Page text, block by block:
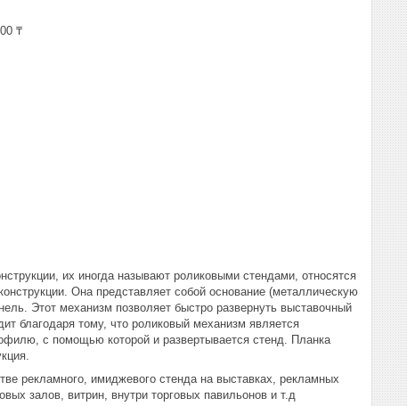
₸
их иногда называют роликовыми стендами, относятся
Она представляет собой основание (металлическую
Этот механизм позволяет быстро развернуть выставочный
благодаря тому, что роликовый механизм является
с помощью которой и развертывается стенд. Планка
рекламного, имиджевого стенда на выставках, рекламных
залов, витрин, внутри торговых павильонов и т.д